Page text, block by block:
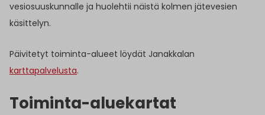
vesiosuuskunnalle ja huolehtii näistä kolmen jätevesien
käsittelyn.
Päivitetyt toiminta-alueet löydät Janakkalan
karttapalvelusta.
Toiminta-aluekartat